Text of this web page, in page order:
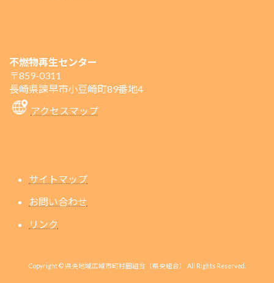
不燃物再生センター
〒859-0311
長崎県諫早市小豆崎町89番地4
アクセスマップ
サイトマップ
お問い合わせ
リンク
Copyright © 県央地域広域市町村圏組合（県央組合） All Rights Reserved.